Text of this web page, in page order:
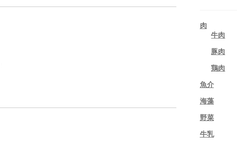
肉
牛肉
豚肉
鶏肉
魚介
海藻
野菜
牛乳